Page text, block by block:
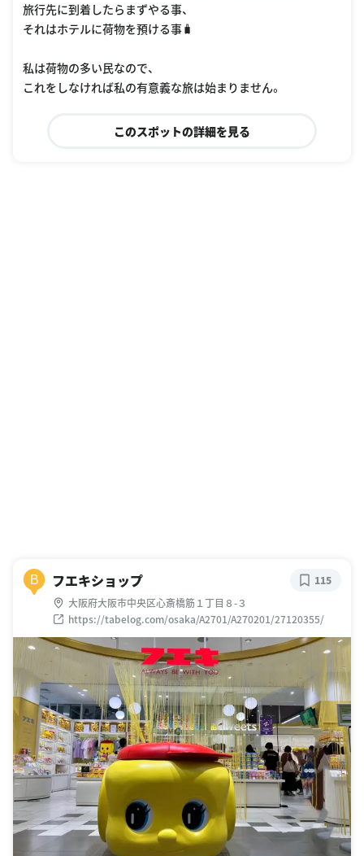
旅行先に到着したらまずやる事、
それはホテルに荷物を預ける事🧳
私は荷物の多い民なので、
これをしなければ私の有意義な旅は始まりません。
このスポットの詳細を見る
B フエキショップ
大阪府大阪市中央区心斎橋筋１丁目８-３
https://tabelog.com/osaka/A2701/A270201/27120355/
115